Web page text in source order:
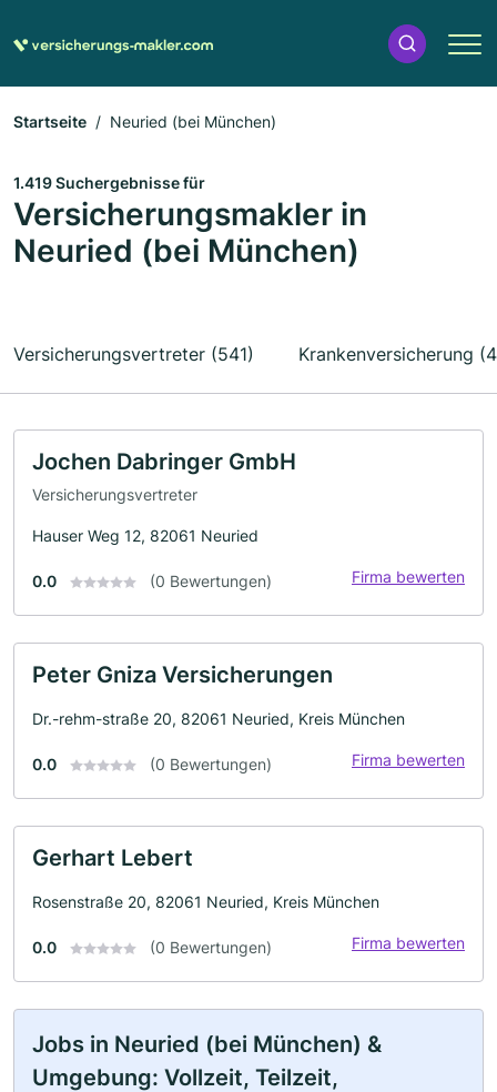
Startseite Neuried (bei München)
1.419 Suchergebnisse für
Versicherungsmakler in
Neuried (bei München)
Versicherungsvertreter (541) Krankenversicherung
Jochen Dabringer GmbH
Versicherungsvertreter
Hauser Weg 12, 82061 Neuried
0.0 (0 Bewertungen) Firma bewerten
Peter Gniza Versicherungen
Dr.-rehm-straße 20, 82061 Neuried, Kreis München
0.0 (0 Bewertungen) Firma bewerten
Gerhart Lebert
Rosenstraße 20, 82061 Neuried, Kreis München
0.0 (0 Bewertungen) Firma bewerten
Jobs in Neuried (bei München) &
Umgebung: Vollzeit, Teilzeit,